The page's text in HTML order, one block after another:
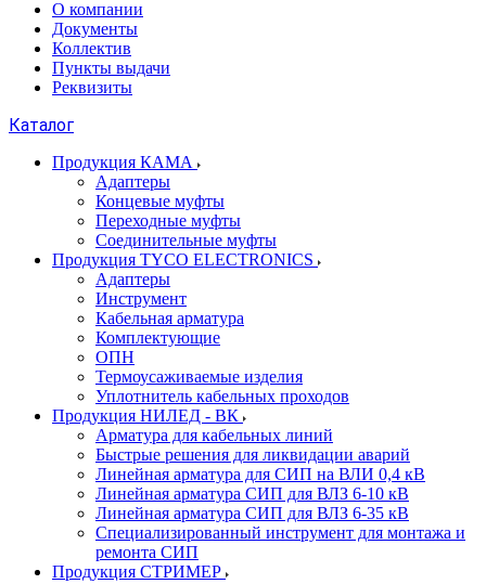
О компании
Документы
Коллектив
Пункты выдачи
Реквизиты
Каталог
Продукция КАМА
Адаптеры
Концевые муфты
Переходные муфты
Соединительные муфты
Продукция TYCO ELECTRONICS
Адаптеры
Инструмент
Кабельная арматура
Комплектующие
ОПН
Термоусаживаемые изделия
Уплотнитель кабельных проходов
Продукция НИЛЕД - ВК
Арматура для кабельных линий
Быстрые решения для ликвидации аварий
Линейная арматура для СИП на ВЛИ 0,4 кВ
Линейная арматура СИП для ВЛЗ 6-10 кВ
Линейная арматура СИП для ВЛЗ 6-35 кВ
Специализированный инструмент для монтажа и
ремонта СИП
Продукция СТРИМЕР